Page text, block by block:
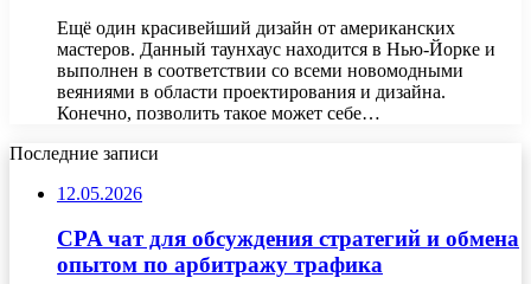
Ещё один красивейший дизайн от американских
мастеров. Данный таунхаус находится в Нью-Йорке и
выполнен в соответствии со всеми новомодными
веяниями в области проектирования и дизайна.
Конечно, позволить такое может себе…
Последние записи
12.05.2026
CPA чат для обсуждения стратегий и обмена
опытом по арбитражу трафика